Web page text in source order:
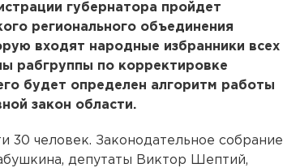
губернатора пройдет
регионального объединения
входят народные избранники всех
рабгруппы по корректировке
будет определен алгоритм работы
закон области.
30 человек. Законодательное собрание
депутаты Виктор Шептий,